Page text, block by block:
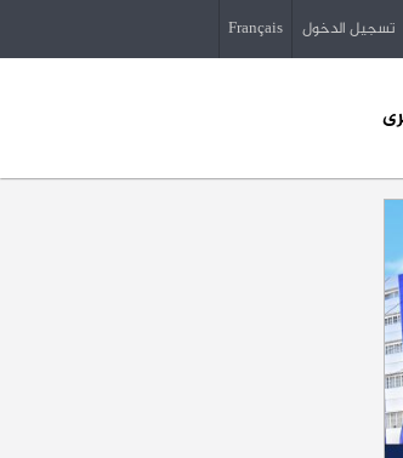
تسجيل الدخول Français